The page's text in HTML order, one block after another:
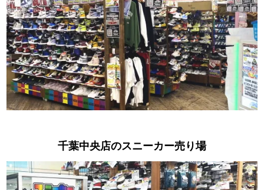
千葉中央店のスニーカー売り場